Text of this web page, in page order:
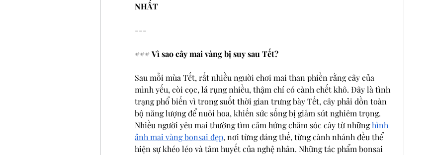
NHẤT
---
### Vì sao cây mai vàng bị suy sau Tết?
Sau mỗi mùa Tết, rất nhiều người chơi mai than phiền rằng cây của
mình yếu, còi cọc, lá rụng nhiều, thậm chí có cành chết khô. Đây là tình
trạng phổ biến vì trong suốt thời gian trưng bày Tết, cây phải dồn toàn
bộ năng lượng để nuôi hoa, khiến sức sống bị giảm sút nghiêm trọng.
Nhiều người yêu mai thường tìm cảm hứng chăm sóc cây từ những hình
ảnh mai vàng bonsai đẹp, nơi từng dáng thế, từng cành nhánh đều thể
hiện sự khéo léo và tâm huyết của nghệ nhân. Những tác phẩm bonsai